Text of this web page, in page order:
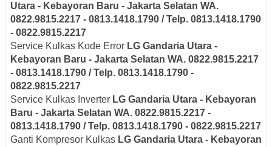
Utara - Kebayoran Baru - Jakarta Selatan WA.
0822.9815.2217 - 0813.1418.1790 / Telp. 0813.1418.1790
- 0822.9815.2217
Service Kulkas Kode Error LG Gandaria Utara -
Kebayoran Baru - Jakarta Selatan WA. 0822.9815.2217
- 0813.1418.1790 / Telp. 0813.1418.1790 -
0822.9815.2217
Service Kulkas Inverter LG Gandaria Utara - Kebayoran
Baru - Jakarta Selatan WA. 0822.9815.2217 -
0813.1418.1790 / Telp. 0813.1418.1790 - 0822.9815.2217
Ganti Kompresor Kulkas LG Gandaria Utara - Kebayoran